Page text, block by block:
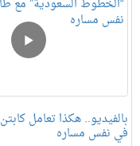
بالفيديو.. هكذا تعامل
في نفس مساره